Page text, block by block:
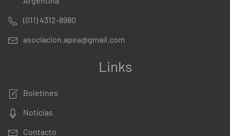
(011) 4312-8980
asociacion.apea@gmail.com
Links
Boletines
Noticias
Contacto